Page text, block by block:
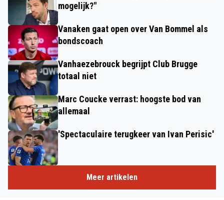
mogelijk?"
Vanaken gaat open over Van Bommel als
bondscoach
Vanhaezebrouck begrijpt Club Brugge
totaal niet
Marc Coucke verrast: hoogste bod van
allemaal
'Spectaculaire terugkeer van Ivan Perisic'
Meer artikelen